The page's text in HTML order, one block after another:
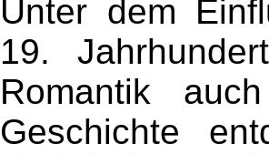
Unter dem
19.
Romantik
Geschichte